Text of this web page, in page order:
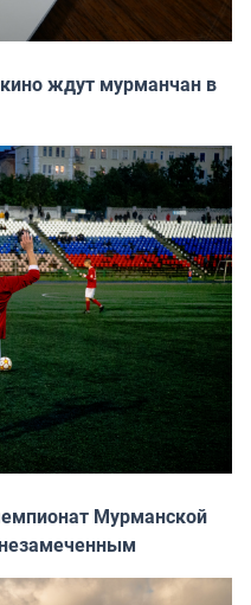
кино ждут мурманчан в
Мурманской